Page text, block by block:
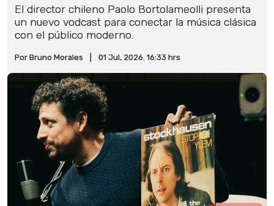
El director chileno Paolo Bortolameolli presenta
un nuevo vodcast para conectar la música clásica
con el público moderno.
Por Bruno Morales 01 Jul, 2026. 16:33 hrs